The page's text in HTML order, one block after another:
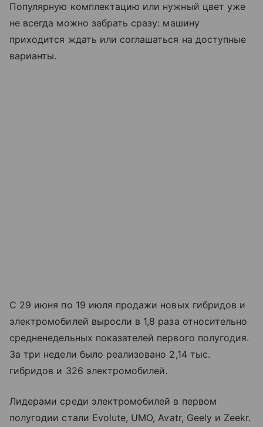
Популярную комплектацию или нужный цвет уже
не всегда можно забрать сразу: машину
приходится ждать или соглашаться на доступные
варианты.
С 29 июня по 19 июля продажи новых гибридов и
электромобилей выросли в 1,8 раза относительно
средненедельных показателей первого полугодия.
За три недели было реализовано 2,14 тыс.
гибридов и 326 электромобилей.
Лидерами среди электромобилей в первом
полугодии стали Evolute, UMO, Avatr, Geely и Zeekr.